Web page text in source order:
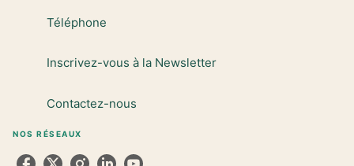
Téléphone
Inscrivez-vous à la Newsletter
Contactez-nous
NOS RÉSEAUX